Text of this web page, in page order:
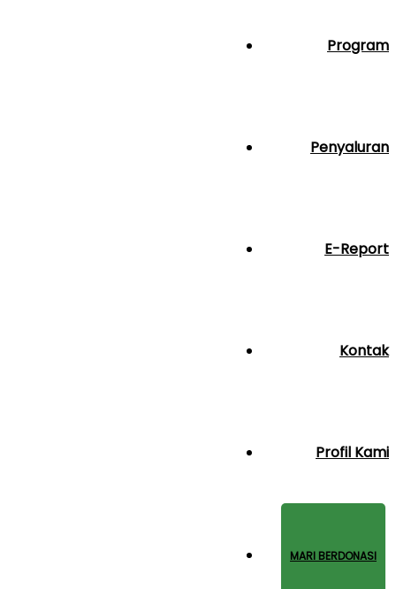
Program
Penyaluran
E-Report
Kontak
Profil Kami
MARI BERDONASI